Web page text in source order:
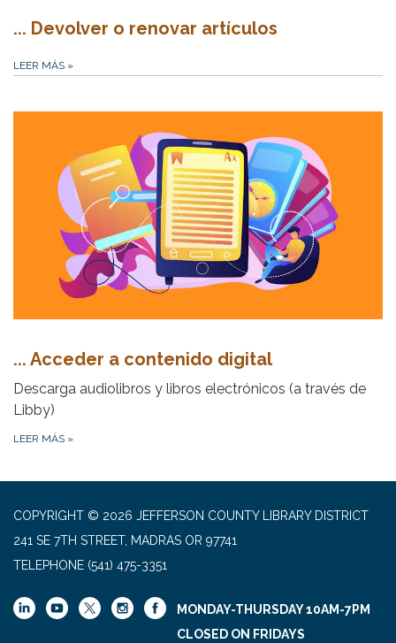
... Devolver o renovar artículos
LEER MÁS »
... Acceder a contenido digital
Descarga audiolibros y libros electrónicos (a través de
Libby)
LEER MÁS »
COPYRIGHT © 2026 JEFFERSON COUNTY LIBRARY DISTRICT
241 SE 7TH STREET, MADRAS OR 97741
TELEPHONE (541) 475-3351
MONDAY-THURSDAY 10AM-7PM
CLOSED ON FRIDAYS